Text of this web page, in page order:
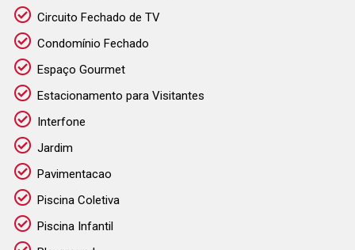
Circuito Fechado de TV
Condomínio Fechado
Espaço Gourmet
Estacionamento para Visitantes
Interfone
Jardim
Pavimentacao
Piscina Coletiva
Piscina Infantil